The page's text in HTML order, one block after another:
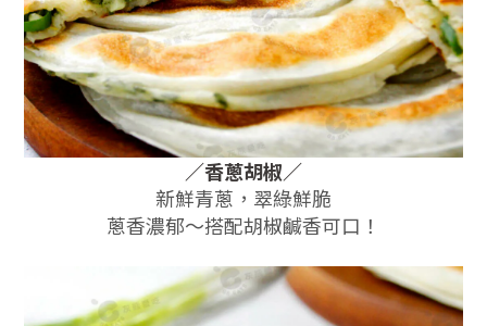
／香蔥胡椒／
新鮮青蔥，翠綠鮮脆
蔥香濃郁～搭配胡椒鹹香可口！